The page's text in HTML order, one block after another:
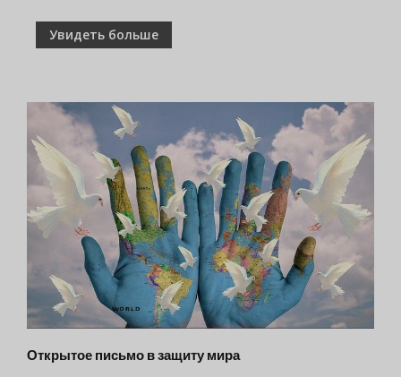
Увидеть больше
Открытое письмо в защиту мира